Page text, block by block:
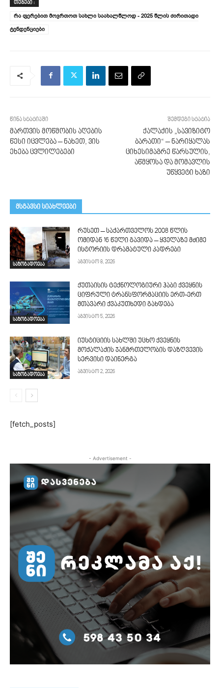
ᲗᲔᲒᲔᲑᲘ :
რა ფერებით მოვრთოთ სახლი საახალწლოდ - 2025 წლის ძირითადი
ტენდენციები
წინა სტატიაში
მართვის მოწმობის აღების
წესი იცვლება – ნახეთ, ვის
ეხება ცვლილებები
შემდეგი სტატია
ქალაქის „სავიზიტო
ბარათი“ – ნარიყალას
ციხესიმაგრე წარსულის,
აწმყოსა და მომავლის
უწყვეტი ხაზი
მსგავსი სიახლეები
საზოგადოება
რუსეთ – საქართველოს 2008 წლის
ომიდან 16 წელი გავიდა – ყველაზე მძიმე
ისტორიის დრამატული კადრები
აგვისტო 8, 2026
საზოგადოება
ქუთაისის ტექნოლოგიური ჰაბი ქვეყნის
ციფრული ტრანსფორმაციის ერთ-ერთ
მთავარი ქვაკუთხედი გახდება
აგვისტო 5, 2026
საზოგადოება
იუსტიციის სახლში უცხო ქვეყნის
მოქალაქის ჯანმრთელობის დაზღვევის
სერვისი დაინერგა
აგვისტო 2, 2026
[fetch_posts]
- Advertisement -